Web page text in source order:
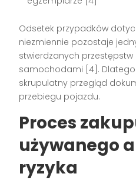
Odsetek przypadków
niezmiennie pozostaje
stwierdzanych
samochodami [4] .
skrupulatny przegląd
przebiegu pojazdu.
Proces
używanego
ryzyka